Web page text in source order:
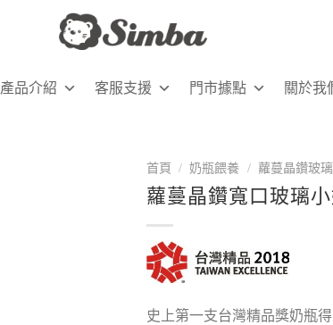
產品介紹 客服支援 門市據點 關於我
首頁 / 奶瓶餵養 / 蘿蔓晶鑽玻
蘿蔓晶鑽寬口玻璃
史上第一支台灣精品獎奶瓶